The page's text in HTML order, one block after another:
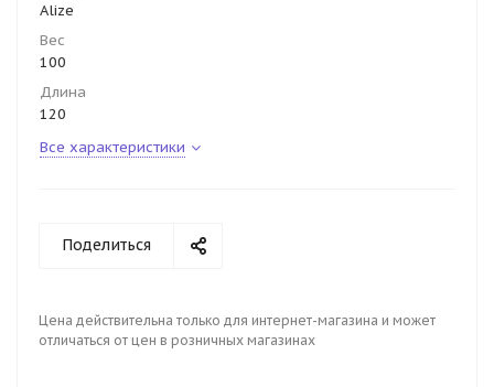
Alize
Вес
100
Длина
120
Все характеристики
Поделиться
Цена действительна только для интернет-магазина и может
отличаться от цен в розничных магазинах